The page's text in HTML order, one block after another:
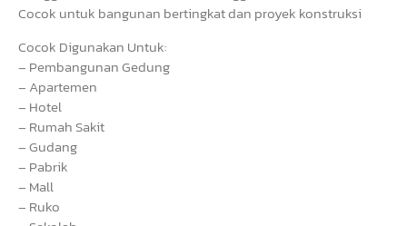
Cocok untuk bangunan bertingkat dan proyek konstruksi
Cocok Digunakan Untuk:
– Pembangunan Gedung
– Apartemen
– Hotel
– Rumah Sakit
– Gudang
– Pabrik
– Mall
– Ruko